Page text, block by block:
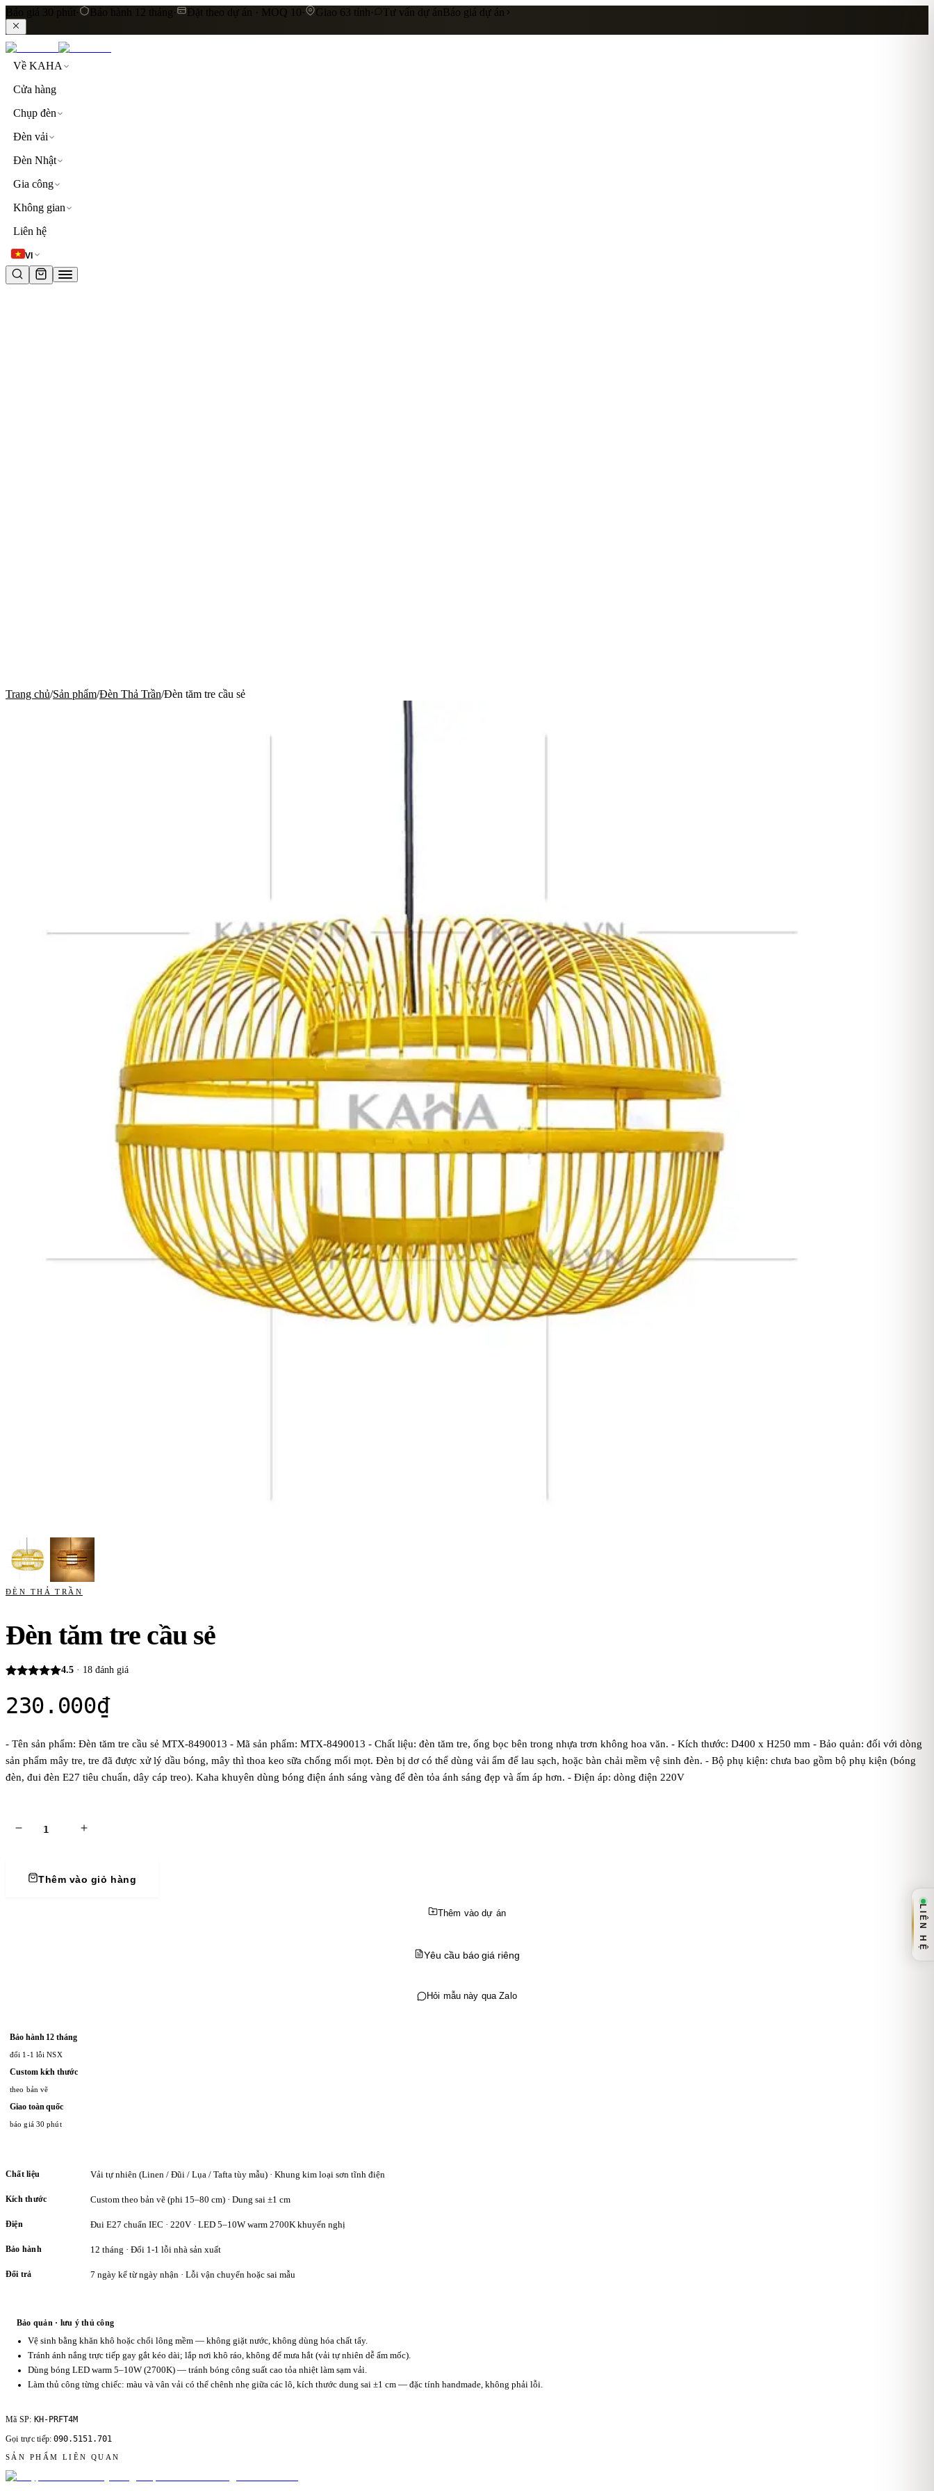
Báo giá 30 phút · Bảo hành 12 tháng · Đặt theo dự án · MOQ 10· Giao 63 tỉnh· Tư vấn dự ánBáo giá dự án
Về KAHA
Cửa hàng
Chụp đèn
Đèn vải
Đèn Nhật
Gia công
Không gian
Liên hệ
VI
LIÊN KẾT NHANH
đèn thả trần
Trang chủ/Sản phẩm/Đèn Thả Trần/Đèn tăm tre cầu sẻ
ĐÈN THẢ TRẦN
Đèn tăm tre cầu sẻ
4.5 · 18 đánh giá
230.000₫
- Tên sản phẩm: Đèn tăm tre cầu sẻ MTX-8490013 - Mã sản phẩm: MTX-8490013 - Chất liệu: đèn tăm tre, ống bọc bên trong nhựa trơn không hoa văn. - Kích thước: D400 x H250 mm - Bảo quản: đối với dòng
sản phẩm mây tre, tre đã được xử lý dầu bóng, mây thì thoa keo sữa chống mối mọt. Đèn bị dơ có thể dùng vải ẩm để lau sạch, hoặc bàn chải mềm vệ sinh đèn. - Bộ phụ kiện: chưa bao gồm bộ phụ kiện (bóng
đèn, đui đèn E27 tiêu chuẩn, dây cáp treo). Kaha khuyên dùng bóng điện ánh sáng vàng để đèn tỏa ánh sáng đẹp và ấm áp hơn. - Điện áp: dòng điện 220V
Thêm vào giỏ hàng
Thêm vào dự án
Yêu cầu báo giá riêng
Hỏi mẫu này qua Zalo
Bảo hành 12 tháng
đổi 1-1 lỗi NSX
Custom kích thước
theo bản vẽ
Giao toàn quốc
báo giá 30 phút
Chất liệu Vải tự nhiên (Linen / Đũi / Lụa / Tafta tùy mẫu) · Khung kim loại sơn tĩnh điện
Kích thước Custom theo bản vẽ (phi 15–80 cm) · Dung sai ±1 cm
Điện Đui E27 chuẩn IEC · 220V · LED 5–10W warm 2700K khuyến nghị
Bảo hành 12 tháng · Đổi 1-1 lỗi nhà sản xuất
Đổi trả 7 ngày kể từ ngày nhận · Lỗi vận chuyển hoặc sai mẫu
Bảo quản · lưu ý thủ công
Vệ sinh bằng khăn khô hoặc chổi lông mềm — không giặt nước, không dùng hóa chất tẩy.
Tránh ánh nắng trực tiếp gay gắt kéo dài; lắp nơi khô ráo, không để mưa hắt (vải tự nhiên dễ ẩm mốc).
Dùng bóng LED warm 5–10W (2700K) — tránh bóng công suất cao tỏa nhiệt làm sạm vải.
Làm thủ công từng chiếc: màu và vân vải có thể chênh nhẹ giữa các lô, kích thước dung sai ±1 cm — đặc tính handmade, không phải lỗi.
Mã SP: KH-PRFT4M
Gọi trực tiếp:090.5151.701
SẢN PHẨM LIÊN QUAN
LIÊN HỆ